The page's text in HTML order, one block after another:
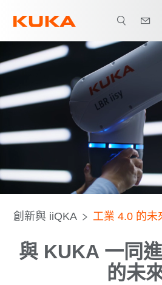
KIVI Translearn OPERA
創新與 iiQKA 工業 4.0 的未
與 KUKA 一同
的未